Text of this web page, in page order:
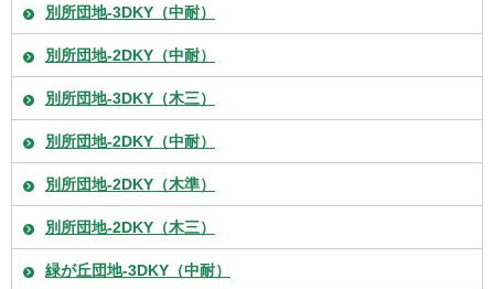
別所団地-3DKY（中耐）
別所団地-2DKY（中耐）
別所団地-3DKY（木三）
別所団地-2DKY（中耐）
別所団地-2DKY（木準）
別所団地-2DKY（木三）
緑が丘団地-3DKY（中耐）